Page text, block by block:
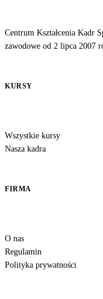
Centrum Kształcenia Kadr
zawodowe od 2 lipca 2007
KURSY
Wszystkie kursy
Nasza kadra
FIRMA
O nas
Regulamin
Polityka prywatności